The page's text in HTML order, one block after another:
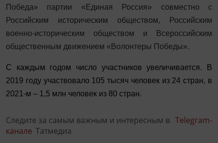
Победа» партии «Единая Россия» совместно с
Российским историческим обществом, Российским
военно-историческим обществом и Всероссийским
общественным движением «Волонтеры Победы».
С каждым годом число участников увеличивается. В
2019 году участвовало 105 тысяч человек из 24 стран, в
2021-м – 1,5 млн человек из 80 стран.
Следите за самым важным и интересным в Telegram-
канале Татмедиа